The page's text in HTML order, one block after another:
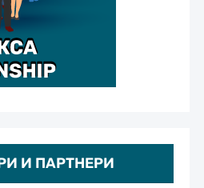
И ПАРТНЕРИ